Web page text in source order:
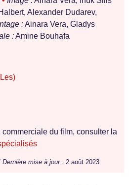
Alexander Dudarev,
:Ainara Vera, Gladys
:Amine Bouhafa
du film, consulter la
Dernière mise à jour : 2 août 2023